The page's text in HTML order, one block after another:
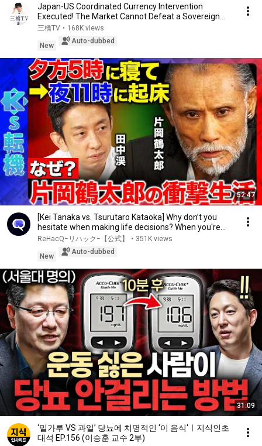
Japan-US Coordinated Currency Intervention
Executed! The Market Cannot Defeat a Sovereign
Currenc...
三橋TV • 168K views
New
Auto-dubbed
52:47
[Kei Tanaka vs. Tsurutaro Kataoka] Why don’t you
hesitate when making life decisions? When you're...
ReHacQ−リハック−【公式】 • 351K views
New
Auto-dubbed
31:09
‘밀가루 VS 과일’ 당뇨에 치명적인 '이 음식'ㅣ지식인초
대석 EP.156 (이승훈 교수 2부)